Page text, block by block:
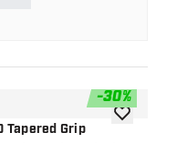
hinzufügen
-30%
Tapered Grip
Zur